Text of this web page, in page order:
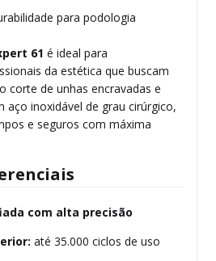
para podologia
61 é ideal para
da estética que buscam
corte de unhas encravadas e
aço inoxidável de grau cirúrgico,
e seguros com máxima
com alta precisão
até 35.000 ciclos de uso